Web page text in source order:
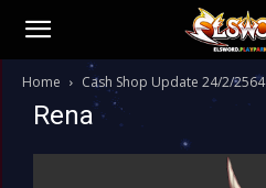
Home Cash Shop Update 24/2/2564
Rena